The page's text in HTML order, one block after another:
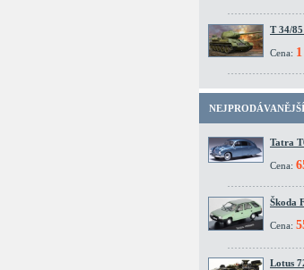
T 34/
Cena:
Tatra
Cena:
Škoda
Cena:
Lotus